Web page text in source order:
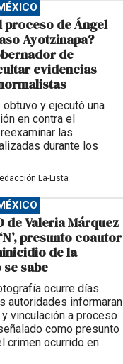
proceso de Ángel
Ayotzinapa?
de
evidencias
obtuvo y ejecutó una
en contra el
las
durante los
La-Lista
de Valeria Márquez
presunto coautor
de la
sabe
ocurre días
autoridades informaran
vinculación a proceso
como presunto
crimen ocurrido en